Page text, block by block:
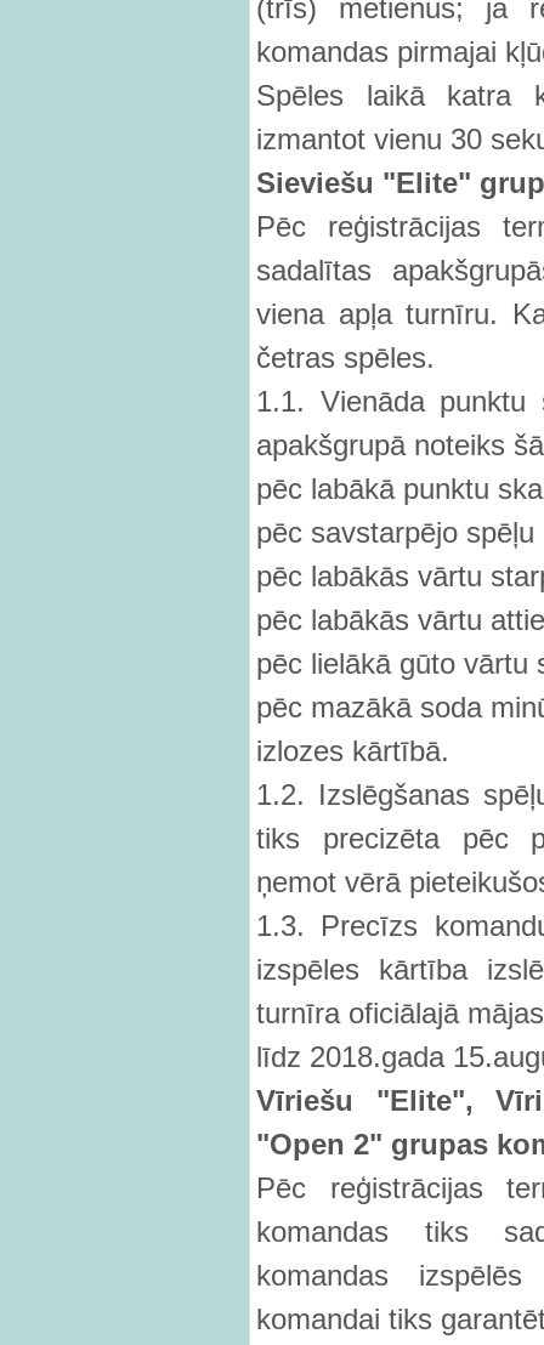
(trīs) metienus; ja
komandas pirmajai
Spēles laikā katra
izmantot vienu 30
Sieviešu "Elite"
Pēc reģistrācijas
sadalītas
viena apļa turnīru.
četras spēles.
1.1. Vienāda
apakšgrupā noteiks
pēc labākā punktu
pēc savstarpējo
pēc labākās vārtu
pēc labākās vārtu
pēc lielākā gūto vārtu
pēc mazākā soda
izlozes kārtībā.
1.2. Izslēgšanas
tiks precizēta pēc
ņemot vērā
1.3. Precīzs
izspēles kārtība
turnīra oficiālajā
līdz 2018.gada
Vīriešu "Elite",
"Open 2" grupas
Pēc reģistrācijas
komandas tiks
komandas
komandai tiks